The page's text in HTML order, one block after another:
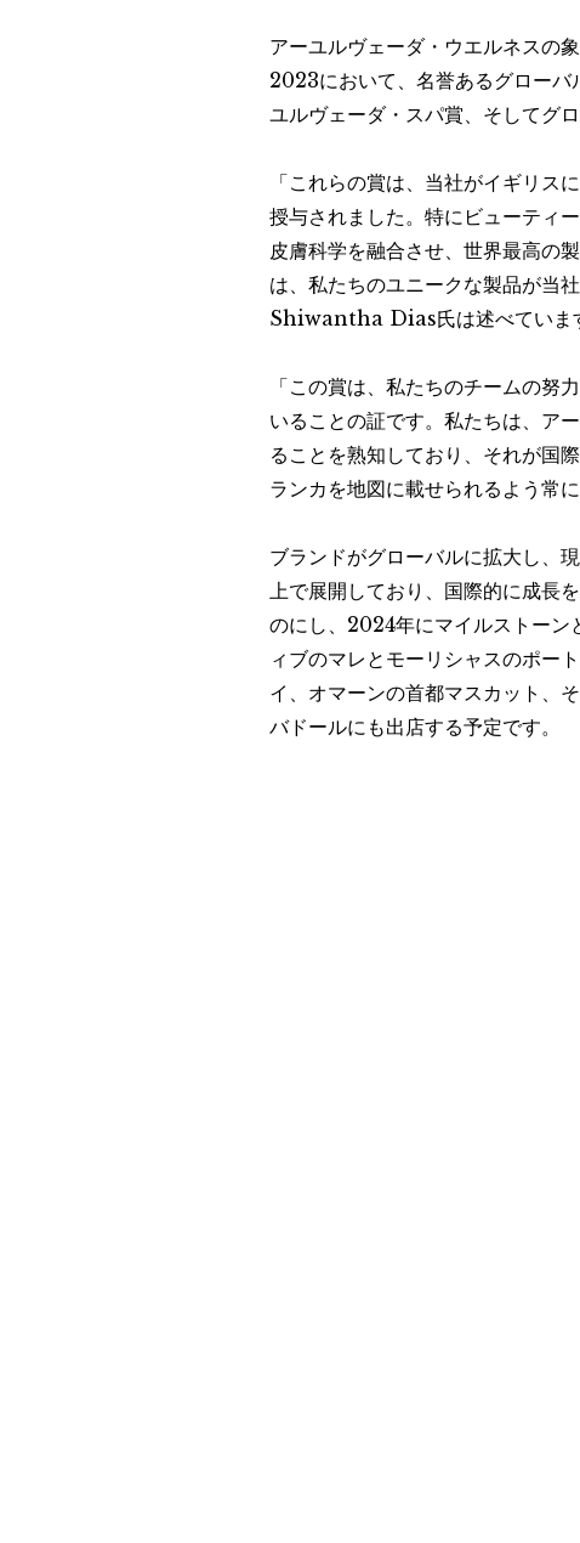
アーユルヴェーダ・ウエルネスの
2023において、名誉あるグローバ
ユルヴェーダ・スパ賞、そしてグ
「これらの賞は、当社がイギリス
授与されました。特にビューティ
皮膚科学を融合させ、世界最高の
は、私たちのユニークな製品が当
Shiwantha Dias氏は述べていま
「この賞は、私たちのチームの努
いることの証です。私たちは、ア
ることを熟知しており、それが国
ランカを地図に載せられるよう
ブランドがグローバルに拡大し、
上で展開しており、国際的に成長
のにし、2024年にマイルストーン
ィブのマレとモーリシャスのポー
イ、オマーンの首都マスカット、
バドールにも出店する予定です。